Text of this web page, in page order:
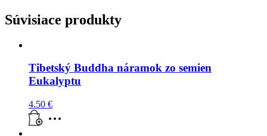
Súvisiace produkty
Tibetský Buddha náramok zo semien
Eukalyptu
4.50 €